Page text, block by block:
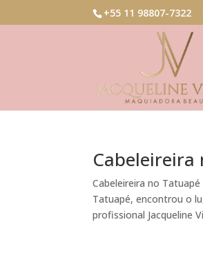
+55 11 98807-7322
Cabeleireira
Cabeleireira no
Tatuapé, encontrou o
profissional Jacqueline